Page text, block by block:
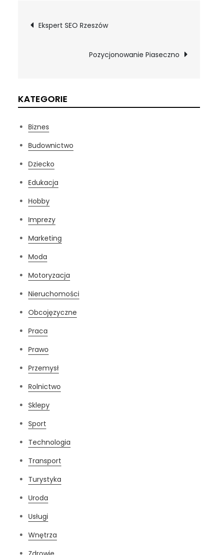
Nawigacja
wpisu
Ekspert SEO Rzeszów
Pozycjonowanie Piaseczno
KATEGORIE
Biznes
Budownictwo
Dziecko
Edukacja
Hobby
Imprezy
Marketing
Moda
Motoryzacja
Nieruchomości
Obcojęzyczne
Praca
Prawo
Przemysł
Rolnictwo
Sklepy
Sport
Technologia
Transport
Turystyka
Uroda
Usługi
Wnętrza